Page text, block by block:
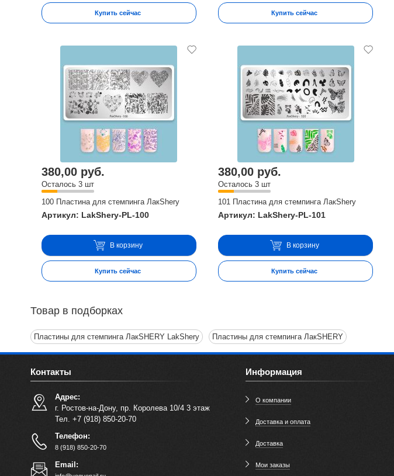
Купить сейчас Купить сейчас
380,00 руб.
Осталось 3 шт
100 Пластина для стемпинга ЛакShery
Артикул: LakShery-PL-100
В корзину
Купить сейчас
380,00 руб.
Осталось 3 шт
101 Пластина для стемпинга ЛакShery
Артикул: LakShery-PL-101
В корзину
Купить сейчас
Товар в подборках
Пластины для стемпинга ЛакSHERY LakShery Пластины для стемпинга ЛакSHERY
Контакты
Адрес:
г. Ростов-на-Дону, пр. Королева 10/4 3 этаж
Тел. +7 (918) 850-20-70
Телефон:
8 (918) 850-20-70
Email:
Информация
О компании
Доставка и оплата
Доставка
Мои заказы